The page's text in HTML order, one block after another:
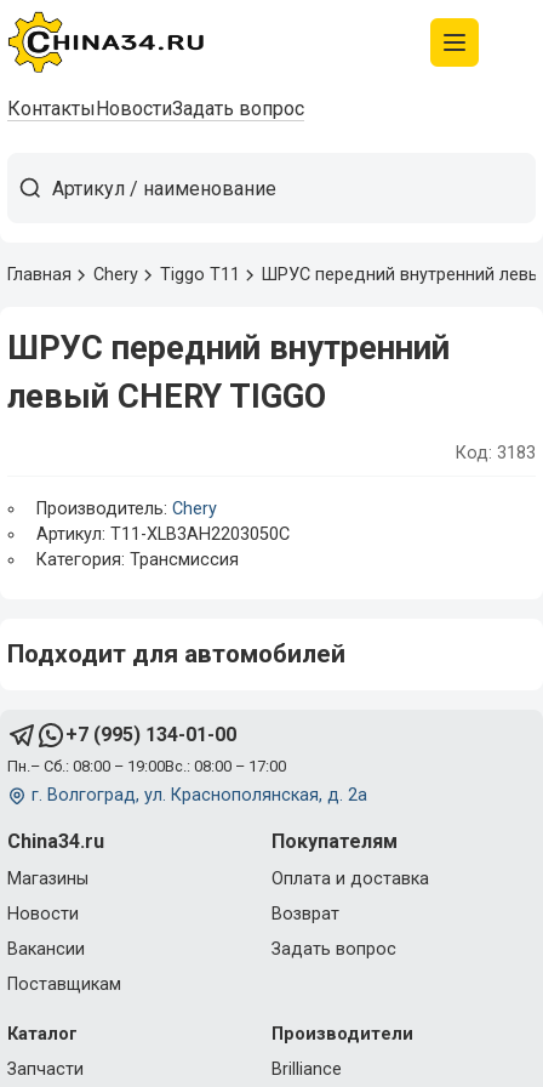
КонтактыНовостиЗадать вопрос
Главная Chery Tiggo T11 ШРУС передний внутренний
ШРУС передний внутренний
левый CHERY TIGGO
Код: 3183
Производитель: Chery
Артикул: T11-XLB3AH2203050C
Категория: Трансмиссия
Подходит для автомобилей
+7 (995) 134-01-00
Пн.– Сб.: 08:00 – 19:00Вс.: 08:00 – 17:00
г. Волгоград, ул. Краснополянская, д. 2а
China34.ru
Магазины
Новости
Вакансии
Поставщикам
Покупателям
Оплата и доставка
Возврат
Задать вопрос
Каталог
Запчасти
Производители
Brilliance